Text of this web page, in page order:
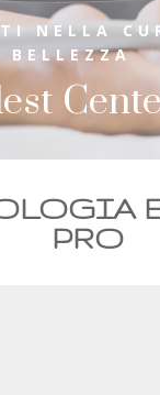
NELLA
BELLEZZA
PRO